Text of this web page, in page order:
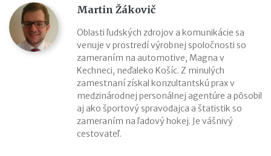
Martin Žákovič
Oblasti ľudských zdrojov a komunikácie sa
venuje v prostredí výrobnej spoločnosti so
zameraním na automotive, Magna v
Kechneci, neďaleko Košíc. Z minulých
zamestnaní získal konzultantskú prax v
medzinárodnej personálnej agentúre a pôsobil
aj ako športový spravodajca a štatistik so
zameraním na ľadový hokej. Je vášnivý
cestovateľ.